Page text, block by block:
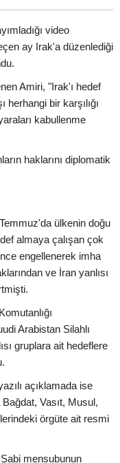
video
ay Irak'a düzenlediği
Amiri, "Irak'ı hedef
herhangi bir karşılığı
kabullenme
haklarını diplomatik
ülkenin doğu
almaya çalışan çok
engellenerek imha
ve İran yanlısı
Arabistan Silahlı
gruplara ait hedeflere
açıklamada ise
Vasıt, Musul,
örgüte ait resmi
mensubunun